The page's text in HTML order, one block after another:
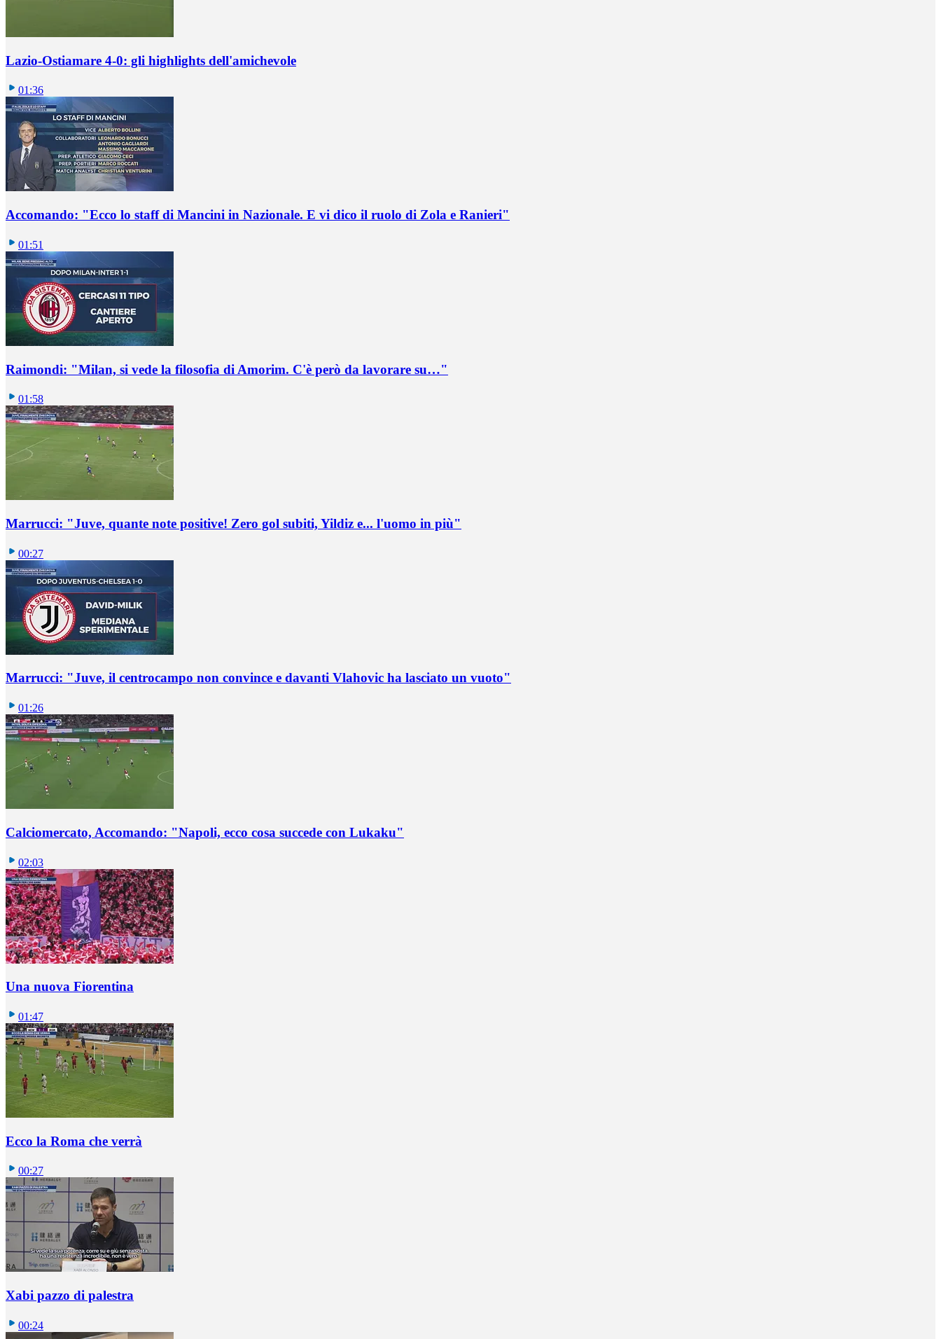
Lazio-Ostiamare 4-0: gli highlights dell'amichevole
01:36
Accomando: "Ecco lo staff di Mancini in Nazionale. E vi dico il ruolo di Zola e Ranieri"
01:51
Raimondi: "Milan, si vede la filosofia di Amorim. C'è però da lavorare su…"
01:58
Marrucci: "Juve, quante note positive! Zero gol subiti, Yildiz e... l'uomo in più"
00:27
Marrucci: "Juve, il centrocampo non convince e davanti Vlahovic ha lasciato un vuoto"
01:26
Calciomercato, Accomando: "Napoli, ecco cosa succede con Lukaku"
02:03
Una nuova Fiorentina
01:47
Ecco la Roma che verrà
00:27
Xabi pazzo di palestra
00:24